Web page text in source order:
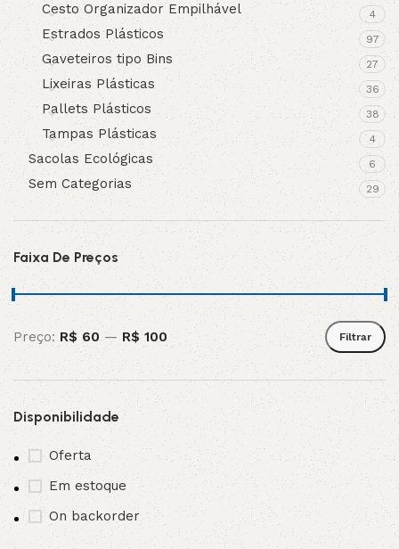
Cesto Organizador Empilhável 4
Estrados Plásticos 97
Gaveteiros tipo Bins 27
Lixeiras Plásticas 36
Pallets Plásticos 38
Tampas Plásticas 4
Sacolas Ecológicas 6
Sem Categorias 29
Faixa De Preços
Filtrar
Preço:R$ 60— R$ 100
Disponibilidade
Oferta
Em estoque
On backorder